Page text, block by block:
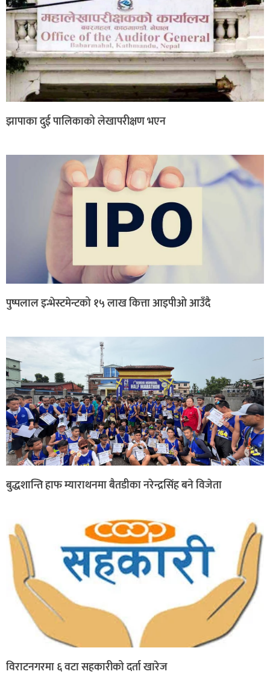
झापाका दुई पालिकाको लेखापरीक्षण भएन
पुष्पलाल इन्भेस्टमेन्टको १५ लाख कित्ता आइपीओ आउँदै
बुद्धशान्ति हाफ म्याराथनमा बैतडीका नरेन्द्रसिंह बने विजेता
विराटनगरमा ६ वटा सहकारीको दर्ता खारेज